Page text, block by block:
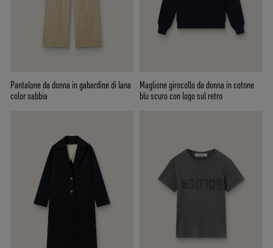
Pantalone da donna in gabardine di lana
color sabbia
Maglione girocollo da donna in cotone
blu scuro con logo sul retro